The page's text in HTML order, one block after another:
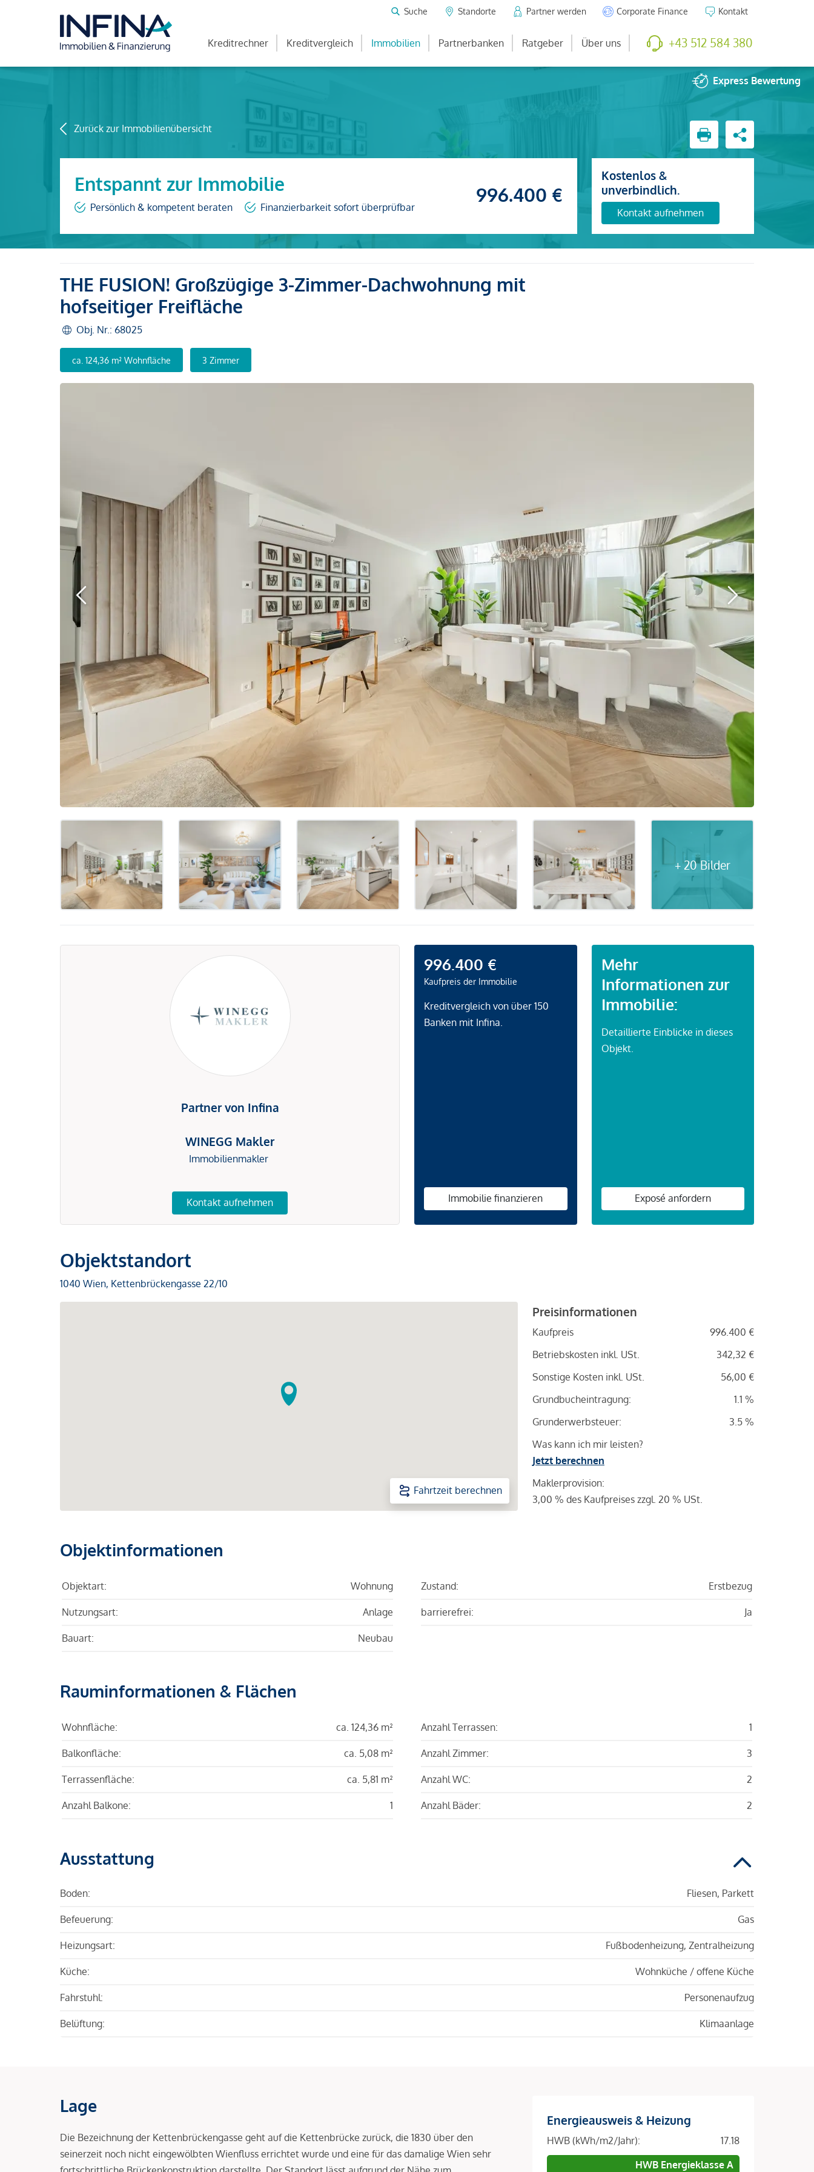
Suche Standorte Partner werden Corporate Finance Kontakt
Kreditrechner Kreditvergleich Immobilien Partnerbanken Ratgeber Über uns +43 512 584 380
Express Bewertung
Zurück zur Immobilienübersicht
Entspannt zur Immobilie
Persönlich & kompetent beraten Finanzierbarkeit sofort überprüfbar
996.400 €
Kostenlos &
unverbindlich.
Kontakt aufnehmen
+ 20 Bilder
THE FUSION! Großzügige 3-Zimmer-Dachwohnung mit
hofseitiger Freifläche
Obj. Nr.: 68025
ca. 124,36 m² Wohnfläche 3 Zimmer
Partner von Infina
WINEGG Makler
Immobilienmakler
Kontakt aufnehmen
996.400 €
Kaufpreis der Immobilie
Kreditvergleich von über 150
Banken mit Infina.
Immobilie finanzieren
Mehr
Informationen zur
Immobilie:
Detaillierte Einblicke in dieses
Objekt.
Exposé anfordern
Objektstandort
1040 Wien, Kettenbrückengasse 22/10
Fahrtzeit berechnen
Preisinformationen
Kaufpreis
996.400 €
Betriebskosten inkl. USt.
342,32 €
Sonstige Kosten inkl. USt.
56,00 €
Grundbucheintragung:
1.1 %
Grunderwerbsteuer:
3.5 %
Was kann ich mir leisten?
Jetzt berechnen
Maklerprovision:
3,00 % des Kaufpreises zzgl. 20 % USt.
Objektinformationen
Objektart: Wohnung
Nutzungsart: Anlage
Bauart: Neubau
Zustand: Erstbezug
barrierefrei: Ja
Rauminformationen & Flächen
Wohnfläche: ca. 124,36 m²
Balkonfläche: ca. 5,08 m²
Terrassenfläche: ca. 5,81 m²
Anzahl Balkone: 1
Anzahl Terrassen: 1
Anzahl Zimmer: 3
Anzahl WC: 2
Anzahl Bäder: 2
Ausstattung
Boden: Fliesen, Parkett
Befeuerung: Gas
Heizungsart: Fußbodenheizung, Zentralheizung
Küche: Wohnküche / offene Küche
Fahrstuhl: Personenaufzug
Belüftung: Klimaanlage
Lage
Die Bezeichnung der Kettenbrückengasse geht auf die Kettenbrücke zurück, die 1830 über den
seinerzeit noch nicht eingewölbten Wienfluss errichtet wurde und eine für das damalige Wien sehr
Energieausweis & Heizung
HWB (kWh/m2/Jahr):
17.18
HWB Energieklasse A